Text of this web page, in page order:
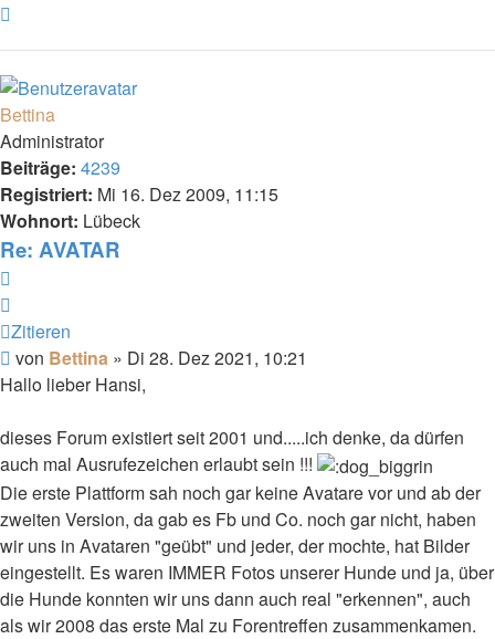
Bettina
Administrator
Beiträge: 4239
Registriert: Mi 16. Dez 2009, 11:15
Wohnort: Lübeck
Re: AVATAR
Zitieren
Beitrag
von Bettina » Di 28. Dez 2021, 10:21
Hallo lieber Hansi,
dieses Forum existiert seit 2001 und.....ich denke, da dürfen
auch mal Ausrufezeichen erlaubt sein !!!
Die erste Plattform sah noch gar keine Avatare vor und ab der
zweiten Version, da gab es Fb und Co. noch gar nicht, haben
wir uns in Avataren "geübt" und jeder, der mochte, hat Bilder
eingestellt. Es waren IMMER Fotos unserer Hunde und ja, über
die Hunde konnten wir uns dann auch real "erkennen", auch
als wir 2008 das erste Mal zu Forentreffen zusammenkamen.